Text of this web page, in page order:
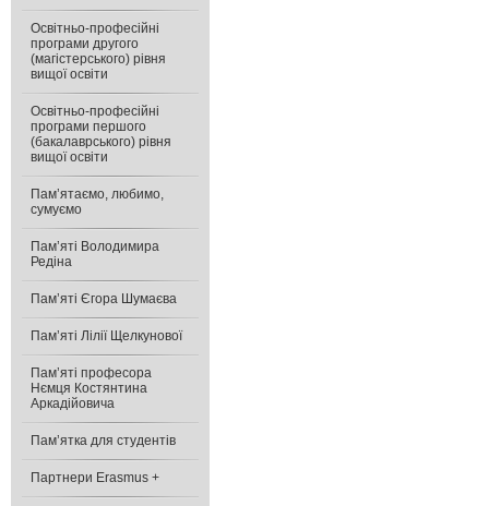
Освітньо-професійні
програми другого
(магістерського) рівня
вищої освіти
Освітньо-професійні
програми першого
(бакалаврського) рівня
вищої освіти
Пам’ятаємо, любимо,
сумуємо
Пам’яті Володимира
Редіна
Пам’яті Єгора Шумаєва
Пам’яті Лілії Щелкунової
Пам’яті професора
Нємця Костянтина
Аркадійовича
Пам’ятка для студентів
Партнери Erasmus +